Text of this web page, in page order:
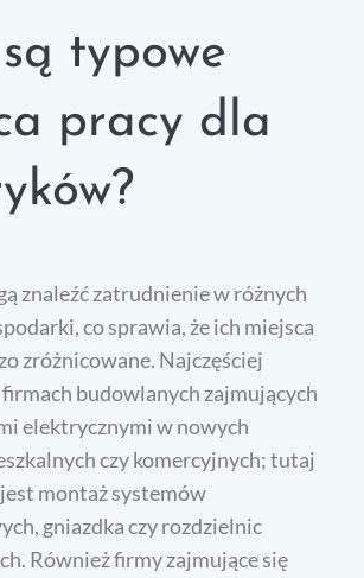
typowe
pracy dla
znaleźć zatrudnienie w różnych
co sprawia, że ich miejsca
zróżnicowane. Najczęściej
budowlanych zajmujących
elektrycznymi w nowych
czy komercyjnych; tutaj
montaż systemów
gniazdka czy rozdzielnic
Również firmy zajmujące się